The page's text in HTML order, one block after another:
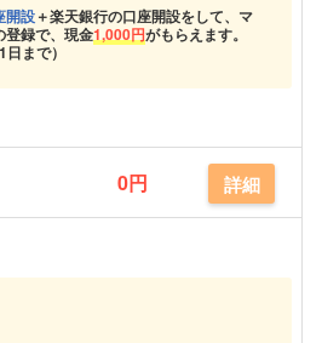
開設＋楽天銀行の口座開設をして、マ
登録で、現金1,000円がもらえます。
まで）
0円 詳細